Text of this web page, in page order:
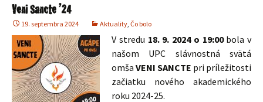
Veni Sancte ’24
19. septembra 2024 Aktuality, Čo bolo
V stredu 18. 9. 2024 o 19:00bola v
našom UPC slávnostná svätá
omša VENI SANCTE pri príležitosti
začiatku nového akademického
roku 2024-25.